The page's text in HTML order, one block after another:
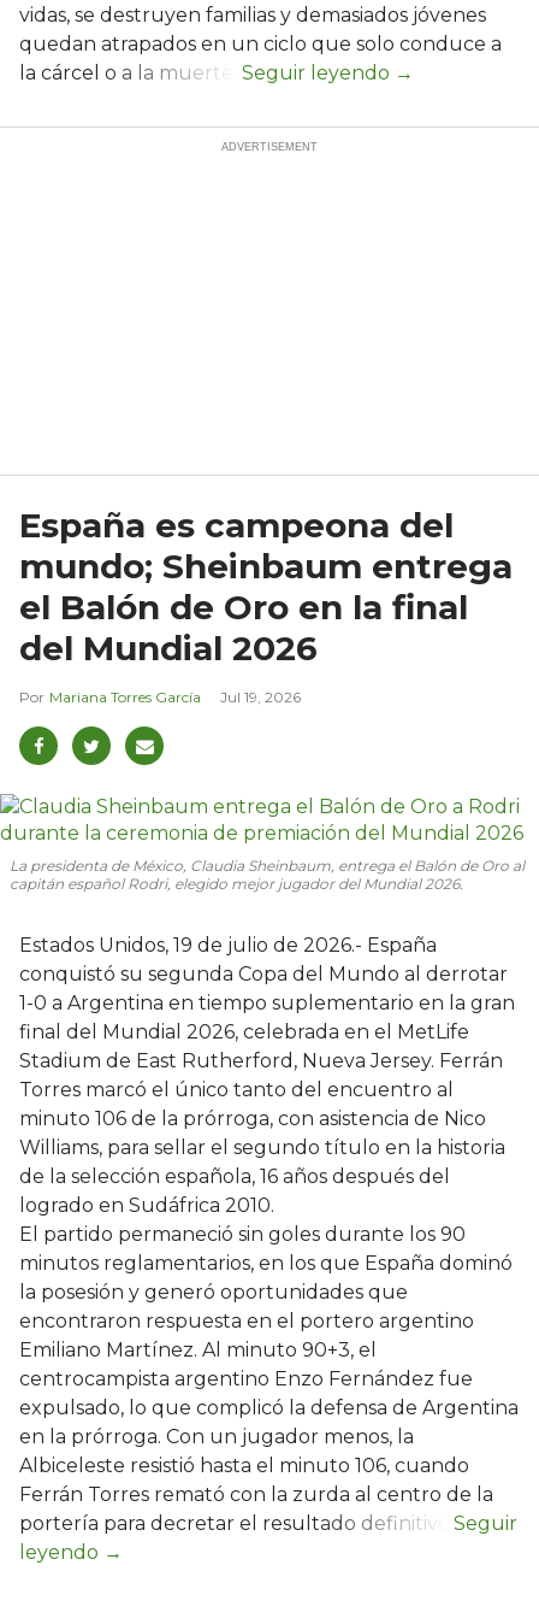
vidas, se destruyen familias y demasiados jóvenes
quedan atrapados en un ciclo que solo conduce a
la cárcel o a la muerte.
España es campeona del
mundo; Sheinbaum entrega
el Balón de Oro en la final
del Mundial 2026
Mariana Torres García Jul 19, 2026
La presidenta de México, Claudia Sheinbaum, entrega el Balón de Oro al
capitán español Rodri, elegido mejor jugador del Mundial 2026.
Estados Unidos, 19 de julio de 2026.- España
conquistó su segunda Copa del Mundo al derrotar
1-0 a Argentina en tiempo suplementario en la gran
final del Mundial 2026, celebrada en el MetLife
Stadium de East Rutherford, Nueva Jersey. Ferrán
Torres marcó el único tanto del encuentro al
minuto 106 de la prórroga, con asistencia de Nico
Williams, para sellar el segundo título en la historia
de la selección española, 16 años después del
logrado en Sudáfrica 2010.
El partido permaneció sin goles durante los 90
minutos reglamentarios, en los que España dominó
la posesión y generó oportunidades que
encontraron respuesta en el portero argentino
Emiliano Martínez. Al minuto 90+3, el
centrocampista argentino Enzo Fernández fue
expulsado, lo que complicó la defensa de Argentina
en la prórroga. Con un jugador menos, la
Albiceleste resistió hasta el minuto 106, cuando
Ferrán Torres remató con la zurda al centro de la
portería para decretar el resultado definitivo.